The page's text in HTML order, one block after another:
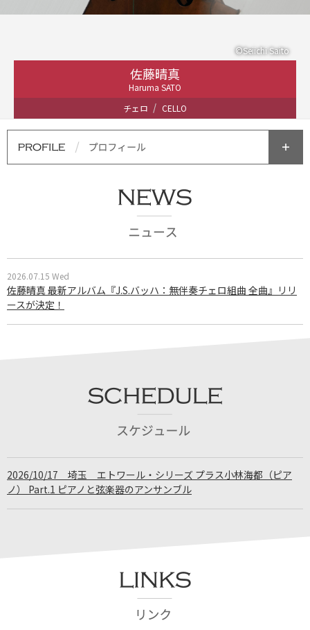
佐藤晴真
Haruma SATO
チェロ
CELLO
©Seiichi Saito
2026.07.15 Wed
佐藤晴真 最新アルバム『J.S.バッハ：無伴奏チェロ組曲 全曲』リリ
ースが決定！
2026/10/17 埼玉 エトワール・シリーズ プラス小林海都（ピア
ノ） Part.1 ピアノと弦楽器のアンサンブル